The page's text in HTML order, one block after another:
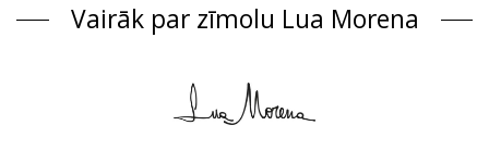
Sastāvs
Produkta informācija
Vairāk par zīmolu Lua Morena